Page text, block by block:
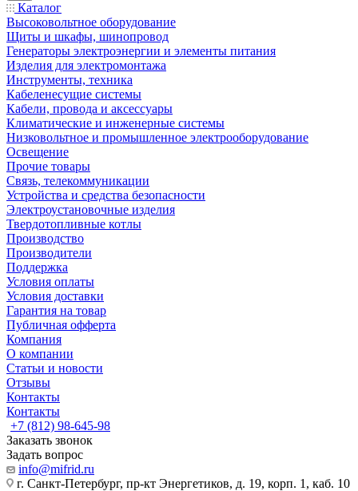
Каталог
Высоковольтное оборудование
Щиты и шкафы, шинопровод
Генераторы электроэнергии и элементы питания
Изделия для электромонтажа
Инструменты, техника
Кабеленесущие системы
Кабели, провода и аксессуары
Климатические и инженерные системы
Низковольтное и промышленное электрооборудование
Освещение
Прочие товары
Связь, телекоммуникации
Устройства и средства безопасности
Электроустановочные изделия
Твердотопливные котлы
Производство
Производители
Поддержка
Условия оплаты
Условия доставки
Гарантия на товар
Публичная офферта
Компания
О компании
Статьи и новости
Отзывы
Контакты
Контакты
+7 (812) 98-645-98
Заказать звонок
Задать вопрос
info@mifrid.ru
г. Санкт-Петербург, пр-кт Энергетиков, д. 19, корп. 1, каб. 10